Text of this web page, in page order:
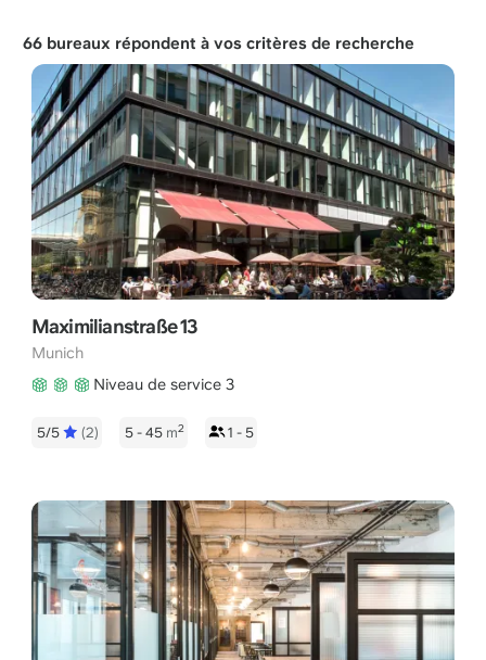
66 bureaux répondent à vos critères de recherche
Maximilianstraße 13
Munich
Niveau de service 3
5/5 (2) 5 - 45 m2 1 - 5